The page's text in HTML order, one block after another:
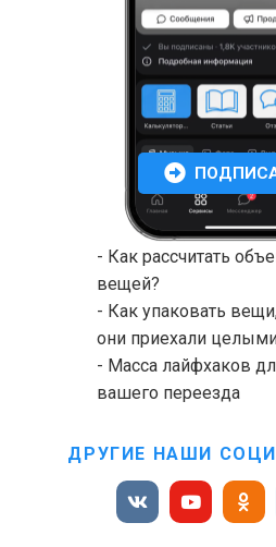
- Как рассчитать
вещей?
- Как упаковать
они приехали
- Масса лайфхаков
вашего переезда
ДРУГИЕ НАШИ